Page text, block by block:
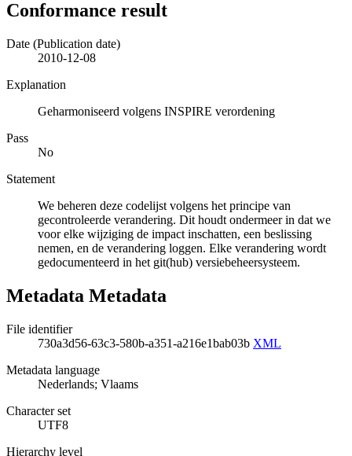
Conformance result
Date (Publication date)
2010-12-08
Explanation
Geharmoniseerd volgens INSPIRE verordening
Pass
No
Statement
We beheren deze codelijst volgens het principe van
gecontroleerde verandering. Dit houdt ondermeer in dat we
voor elke wijziging de impact inschatten, een beslissing
nemen, en de verandering loggen. Elke verandering wordt
gedocumenteerd in het git(hub) versiebeheersysteem.
Metadata Metadata
File identifier
730a3d56-63c3-580b-a351-a216e1bab03b XML
Metadata language
Nederlands; Vlaams
Character set
UTF8
Hierarchy level